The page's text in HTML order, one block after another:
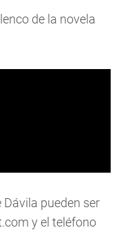
de la novela
pueden ser
y el teléfono